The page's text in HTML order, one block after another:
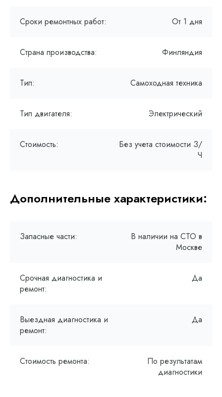
Сроки ремонтных работ: От 1 дня
Страна производства: Финляндия
Тип: Самоходная техника
Тип двигателя: Электрический
Стоимость:
Без учета стоимости З/
Ч
Дополнительные характеристики:
Запасные части:
В наличии на СТО в
Москве
Срочная диагностика и
ремонт:
Да
Выездная диагностика и
ремонт:
Да
Стоимость ремонта:
По результатам
диагностики